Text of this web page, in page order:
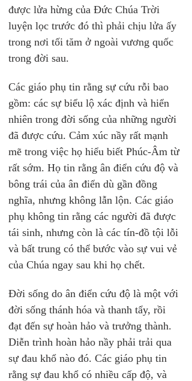
được lửa hừng của Đức Chúa Trời
luyện lọc trước đó thì phải chịu lửa ấy
trong nơi tối tăm ở ngoài vương quốc
trong đời sau.
Các giáo phụ tin rằng sự cứu rỗi bao
gồm: các sự biểu lộ xác định và hiển
nhiên trong đời sống của những người
đã được cứu. Cảm xúc nầy rất mạnh
mẽ trong việc họ hiểu biết Phúc-Âm từ
rất sớm. Họ tin rằng ân điển cứu độ và
bông trái của ân điển dù gần đồng
nghĩa, nhưng không lẫn lộn. Các giáo
phụ không tin rằng các người đã được
tái sinh, nhưng còn là các tín-đồ tội lỗi
và bất trung có thể bước vào sự vui vẻ
của Chúa ngay sau khi họ chết.
Đời sống do ân điển cứu độ là một với
đời sống thánh hóa và thanh tẩy, rồi
đạt đến sự hoàn hảo và trưởng thành.
Diễn trình hoàn hảo nầy phải trải qua
sự đau khổ nào đó. Các giáo phụ tin
rằng sự đau khổ có nhiều cấp độ, và